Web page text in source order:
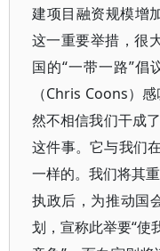
建项目融资规模增
这一重要举措，很
国的“一带一路”倡
（Chris Coons）
然不相信我们干成
这件事。它与我们
一样的。我们将其
执政后，为推动国
划，宣称此举要“使